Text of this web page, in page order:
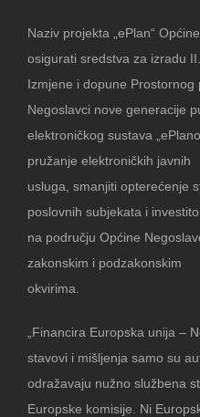
Naziv projekta „ePlan“
osigurati sredstva za izradu II.
Izmjene i dopune Prostornog
Negoslavci nove generacije
elektroničkog sustava
pružanje elektroničkih javnih
usluga, smanjiti opterećenje
poslovnih subjekata i
na području Općine
zakonskim i podzakonskim
okvirima.
„Financira Europska unija –
stavovi i mišljenja samo su
odražavaju nužno službena
Europske komisije. Ni